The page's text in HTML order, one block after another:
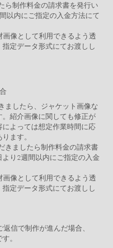
ら制作料金の請求書を発行い
以内にご指定の入金方法にて
像として利用できるよう透
定データ形式にてお渡しし
ましたら、ジャケット画像な
紹介画像に関しても修正が
よっては想定作業時間に応
ます。
きましたら制作料金の請求書
り2週間以内にご指定の入金
像として利用できるよう透
定データ形式にてお渡しし
信で制作が進んだ場合、
。